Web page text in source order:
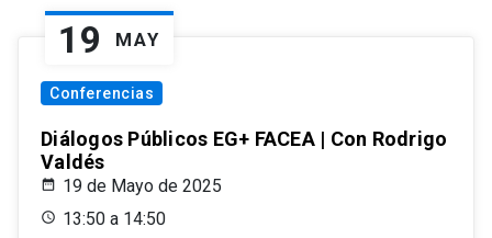
19 MAY
Conferencias
Diálogos Públicos EG+ FACEA | Con Rodrigo
Valdés
19 de Mayo de 2025
13:50 a 14:50